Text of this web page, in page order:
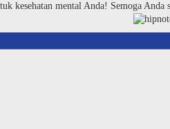
kesehatan mental Anda! Semoga Anda